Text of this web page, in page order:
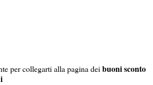
per collegarti alla pagina dei buoni sconto